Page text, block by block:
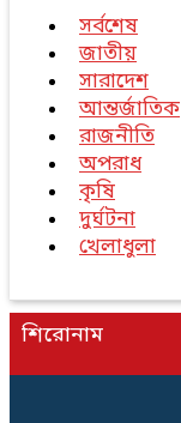
সর্বশেষ
জাতীয়
সারাদেশ
আন্তর্জাতিক
রাজনীতি
অপরাধ
কৃষি
দুর্ঘটনা
খেলাধুলা
শিরোনাম